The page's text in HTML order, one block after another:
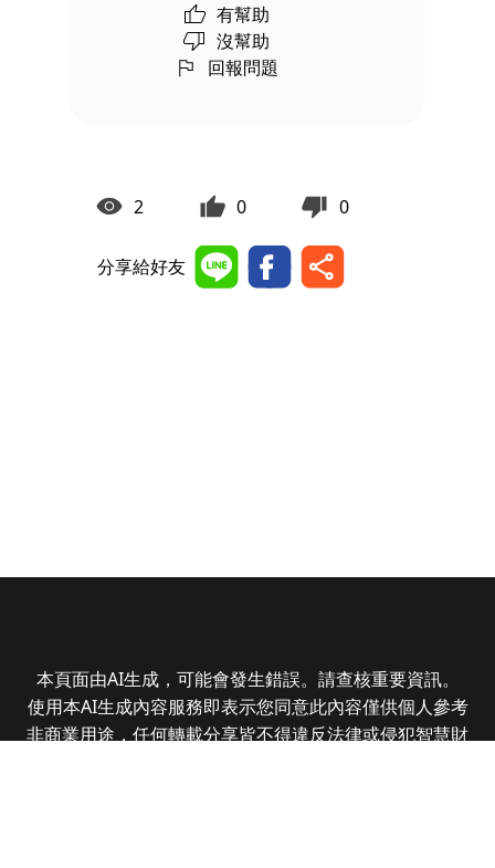
有幫助
沒幫助
回報問題
2 0 0
分享給好友
本頁面由AI生成，可能會發生錯誤。請查核重要資訊。
使用本AI生成內容服務即表示您同意此內容僅供個人參考
非商業用途，任何轉載分享皆不得違反法律或侵犯智慧財